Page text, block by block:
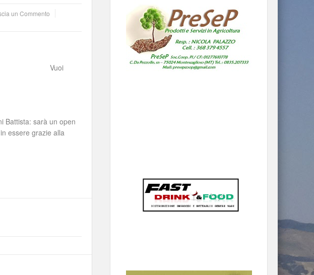
un Commento
Vuoi
Battista: sarà un open
essere grazie alla